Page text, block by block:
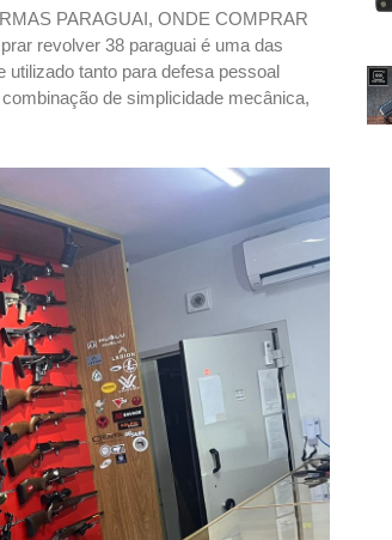
PARAGUAI, ONDE COMPRAR
revolver 38 paraguai é uma das
tanto para defesa pessoal
de simplicidade mecânica,